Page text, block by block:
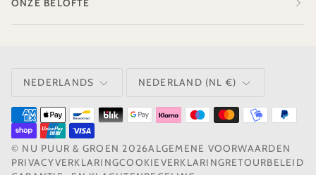
ONZE BELOFTE
NEDERLANDS NEDERLAND (NL €)
© NU PUUR & GROEN 2026ALGEMENE VOORWAARDEN
PRIVACYVERKLARINGCOOKIEVERKLARINGRETOURBELEID